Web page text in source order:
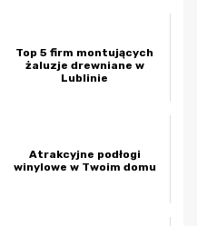
Top 5 firm montujących
żaluzje drewniane w
Lublinie
Atrakcyjne podłogi
winylowe w Twoim domu